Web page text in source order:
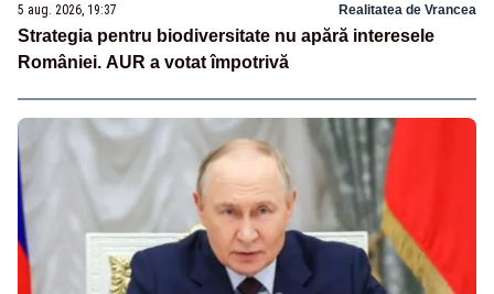
5 aug. 2026, 19:37 Realitatea de Vrancea
Strategia pentru biodiversitate nu apără interesele
României. AUR a votat împotrivă